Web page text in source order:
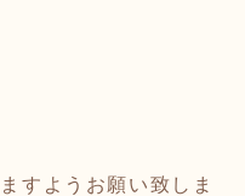
すようお願い致しま